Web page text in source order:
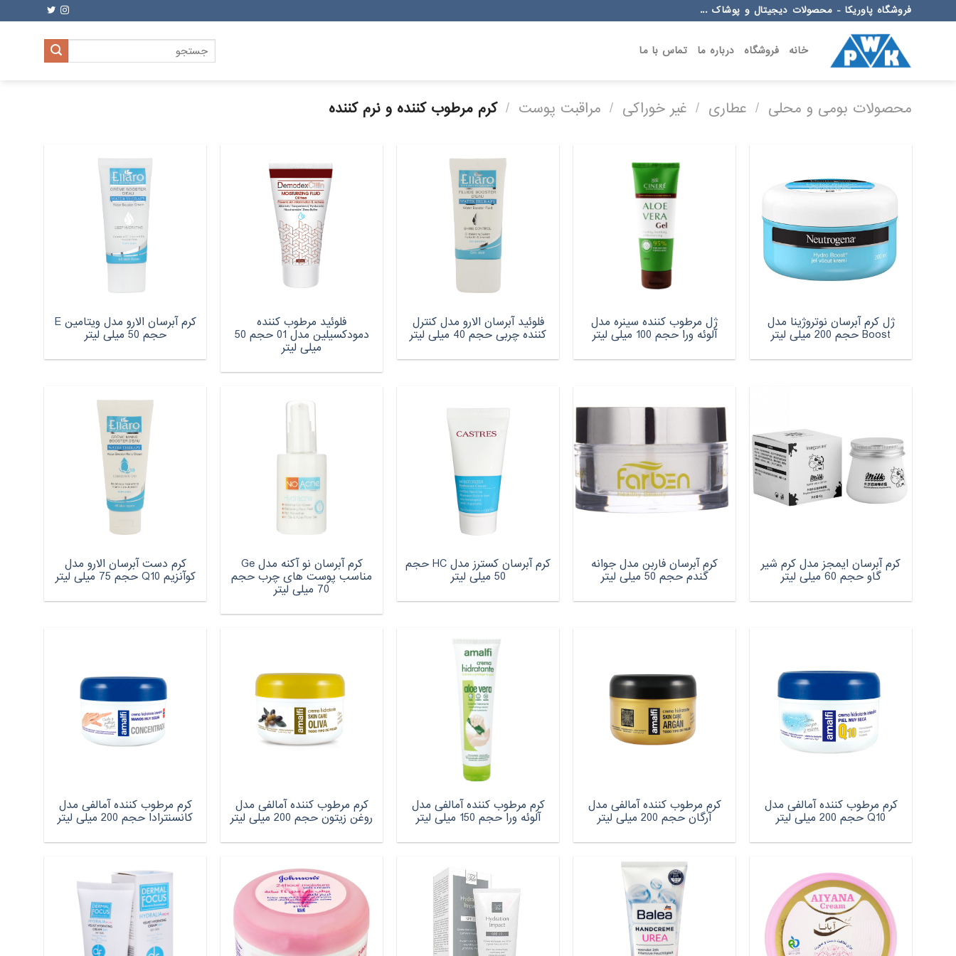
to
فروشگاه پاوریکا - محصولات دیجیتال و پوشاک ...
خانه فروشگاه درباره ما تماس با ما
جستجو
برای:
محصولات بومی و محلی / عطاری / غیر خوراکی / مراقبت پوست / کرم مرطوب کننده و نرم کننده
ژل کرم آبرسان نوتروژینا مدل
Boost حجم 200 میلی لیتر
ژل مرطوب کننده سینره مدل
آلوئه ورا حجم 100 میلی لیتر
فلوئید آبرسان الارو مدل کنترل
کننده چربی حجم 40 میلی لیتر
فلوئید مرطوب کننده
دمودکسیلین مدل 01 حجم 50
میلی لیتر
کرم آبرسان الارو مدل ویتامین E
حجم 50 میلی لیتر
کرم آبرسان ایمجز مدل کرم شیر
گاو حجم 60 میلی لیتر
کرم آبرسان فاربن مدل جوانه
گندم حجم 50 میلی لیتر
کرم آبرسان کسترز مدل HC حجم
50 میلی لیتر
کرم آبرسان نو آکنه مدل Ge
مناسب پوست های چرب حجم
70 میلی لیتر
کرم دست آبرسان الارو مدل
کوآنزیم Q10 حجم 75 میلی لیتر
کرم مرطوب کننده آمالفی مدل
Q10 حجم 200 میلی لیتر
کرم مرطوب کننده آمالفی مدل
آرگان حجم 200 میلی لیتر
کرم مرطوب کننده آمالفی مدل
آلوئه ورا حجم 150 میلی لیتر
کرم مرطوب کننده آمالفی مدل
روغن زیتون حجم 200 میلی لیتر
کرم مرطوب کننده آمالفی مدل
کانسنترادا حجم 200 میلی لیتر